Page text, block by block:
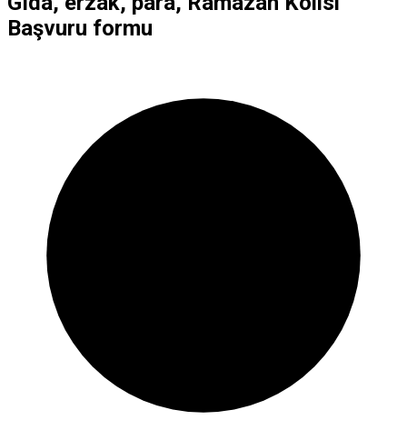
Başvuru formu